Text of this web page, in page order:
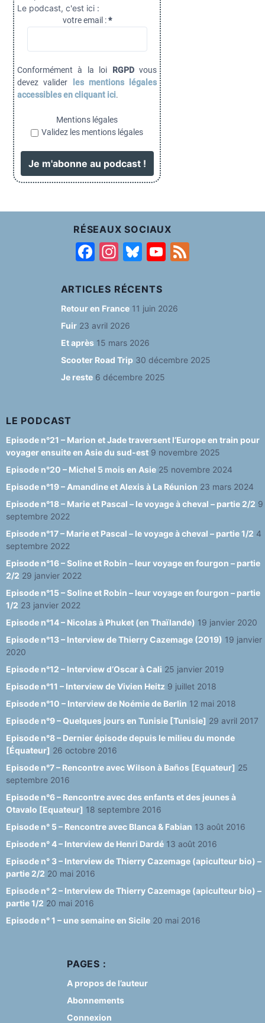
Le podcast, c'est ici :
votre email :*
Conformément à la loi RGPDvous
devez valider
les mentions légales
accessibles en cliquant ici.
Mentions légales
Validez les mentions légales
RÉSEAUX SOCIAUX
F
c
e
b
o
o
k
In
a
g
ra
m
Bl
e
s
y
Y
T
e
n
n
el
ARTICLES RÉCENTS
Retour en France 11 juin 2026
Fuir 23 avril 2026
Et après 15 mars 2026
Scooter Road Trip 30 décembre 2025
Je reste 6 décembre 2025
LE PODCAST
Episode n°21 – Marion et Jade traversent l’Europe en train pour
voyager ensuite en Asie du sud-est 9 novembre 2025
Episode n°20 – Michel 5 mois en Asie 25 novembre 2024
Episode n°19 – Amandine et Alexis à La Réunion 23 mars 2024
Episode n°18 – Marie et Pascal – le voyage à cheval – partie 2/2 9
septembre 2022
Episode n°17 – Marie et Pascal – le voyage à cheval – partie 1/2 4
septembre 2022
Episode n°16 – Soline et Robin – leur voyage en fourgon – partie
2/2 29 janvier 2022
Episode n°15 – Soline et Robin – leur voyage en fourgon – partie
1/2 23 janvier 2022
Episode n°14 – Nicolas à Phuket (en Thaïlande) 19 janvier 2020
Episode n°13 – Interview de Thierry Cazemage (2019) 19 janvier
2020
Episode n°12 – Interview d’Oscar à Cali 25 janvier 2019
Episode n°11 – Interview de Vivien Heitz 9 juillet 2018
Episode n°10 – Interview de Noémie de Berlin 12 mai 2018
Episode n°9 – Quelques jours en Tunisie [Tunisie] 29 avril 2017
Episode n°8 – Dernier épisode depuis le milieu du monde
[Équateur] 26 octobre 2016
Episode n°7 – Rencontre avec Wilson à Baños [Equateur] 25
septembre 2016
Episode n°6 – Rencontre avec des enfants et des jeunes à
Otavalo [Equateur] 18 septembre 2016
Episode n° 5 – Rencontre avec Blanca & Fabian 13 août 2016
Episode n° 4 – Interview de Henri Dardé 13 août 2016
Episode n° 3 – Interview de Thierry Cazemage (apiculteur bio) –
partie 2/2 20 mai 2016
Episode n° 2 – Interview de Thierry Cazemage (apiculteur bio) –
partie 1/2 20 mai 2016
Episode n° 1 – une semaine en Sicile 20 mai 2016
PAGES :
A propos de l’auteur
Abonnements
Connexion